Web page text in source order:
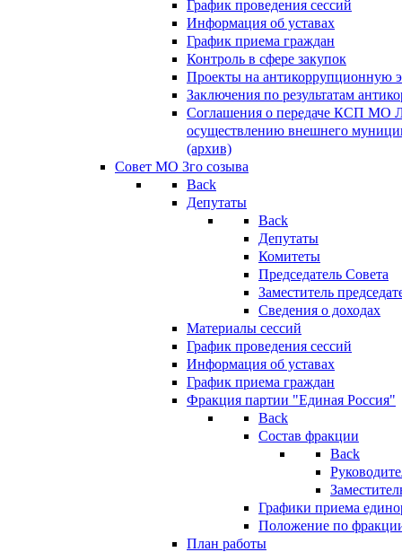
График проведения сессий
Информация об уставах
График приема граждан
Контроль в сфере закупок
Проекты на антикоррупционную
Заключения по результатам
Соглашения о передаче КСП МО
осуществлению внешнего
(архив)
Совет МО 3го созыва
Back
Депутаты
Back
Депутаты
Комитеты
Председатель Совета
Заместитель
Сведения о доходах
Материалы сессий
График проведения сессий
Информация об уставах
График приема граждан
Фракция партии "Единая Россия"
Back
Состав фракции
Back
Графики приема
Положение по
План работы